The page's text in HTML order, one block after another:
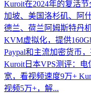
Kuroit在2024年的复活
加坡、美国洛杉矶、阿
德兰、荷兰阿姆斯特丹
KVM虚拟化，提供
Paypal和主流加密货币
Kuroit日本VPS测评：
宽，看视频速度9万+
视频5万+，解...